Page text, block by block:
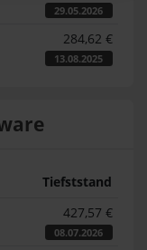
29.05.2026
284,62 €
13.08.2025
Tiefststand
427,57 €
08.07.2026